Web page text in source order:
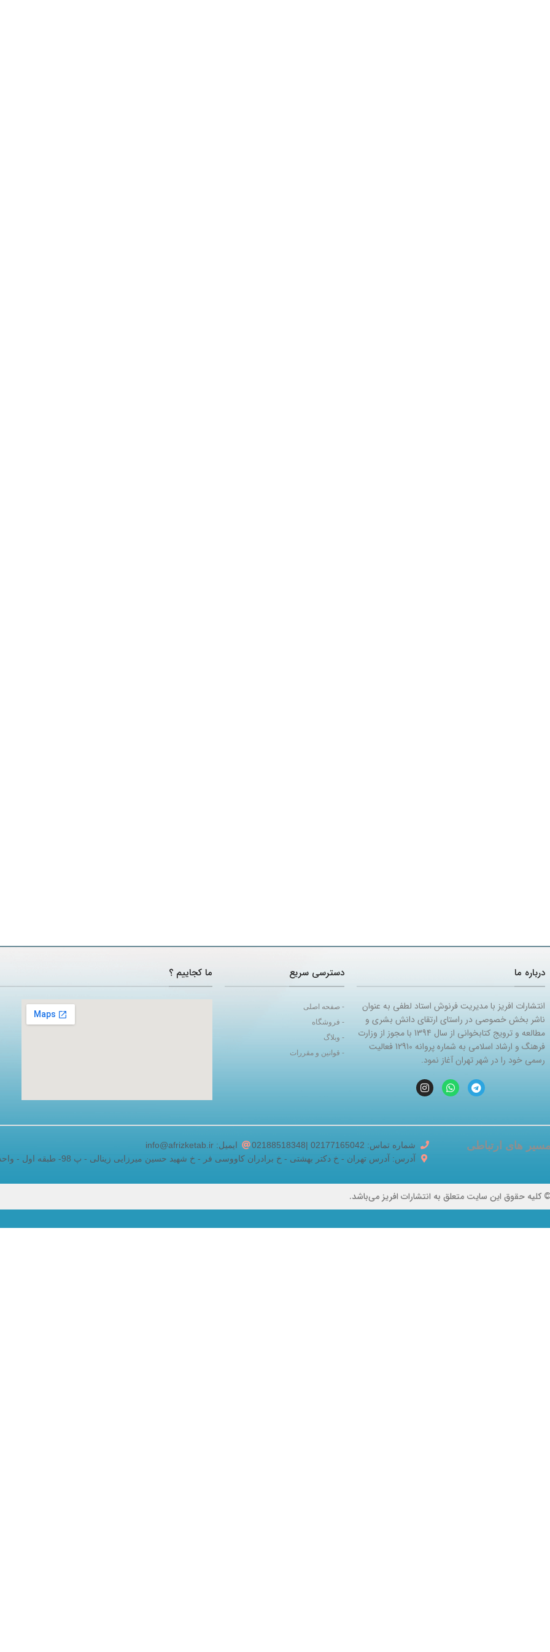
درباره ما
انتشارات افریز با مدیریت فرنوش استاد لطفی به عنوان
ناشر بخش خصوصی در راستای ارتقای دانش بشری و
مطالعه و ترویج کتابخوانی از سال 1394 با مجوز از وزارت
فرهنگ و ارشاد اسلامی به شماره پروانه 12910 فعالیت
رسمی خود را در شهر تهران آغاز نمود.
دسترسی سریع
- صفحه اصلی
- فروشگاه
- وبلاگ
- قوانین و مقررات
ما کجاییم ؟
های ارتباطی شماره تماس: 02177165042 |02188518348
ایمیل: info@afrizketab.ir
آدرس: آدرس تهران - خ دکتر بهشتی - خ برادران کاووسی فر - خ شهید حسین میرزایی زینالی - پ 98- طبقه اول - واحد 5
کلیه حقوق این سایت متعلق به انتشارات افریز می‌باشد.